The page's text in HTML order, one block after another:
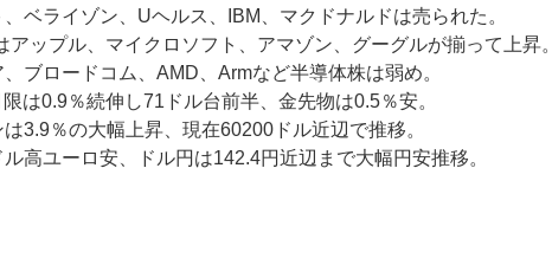
ベライゾン、Uヘルス、IBM、マクドナルドは売られた。
アップル、マイクロソフト、アマゾン、グーグルが揃って上昇。
ブロードコム、AMD、Armなど半導体株は弱め。
は0.9％続伸し71ドル台前半、金先物は0.5％安。
3.9％の大幅上昇、現在60200ドル近辺で推移。
高ユーロ安、ドル円は142.4円近辺まで大幅円安推移。